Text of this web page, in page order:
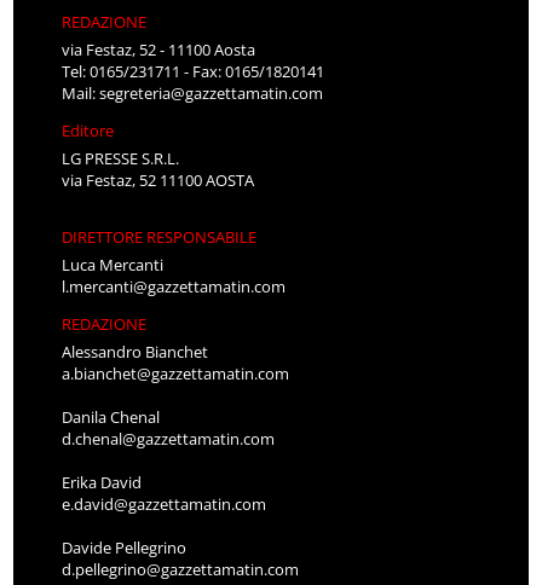
REDAZIONE
via Festaz, 52 - 11100 Aosta
Tel: 0165/231711 - Fax: 0165/1820141
Mail:segreteria@gazzettamatin.com
Editore
LG PRESSE S.R.L.
via Festaz, 52 11100 AOSTA
DIRETTORE RESPONSABILE
Luca Mercanti
l.mercanti@gazzettamatin.com
REDAZIONE
Alessandro Bianchet
a.bianchet@gazzettamatin.com
Danila Chenal
d.chenal@gazzettamatin.com
Erika David
e.david@gazzettamatin.com
Davide Pellegrino
d.pellegrino@gazzettamatin.com